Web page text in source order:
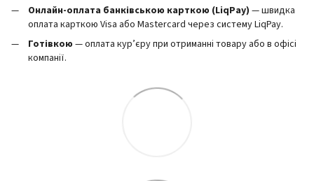
Онлайн-оплата банківською карткою (LiqPay) — швидка
оплата карткою Visa або Mastercard через систему LiqPay.
Готівкою — оплата кур’єру при отриманні товару або в офісі
компанії.